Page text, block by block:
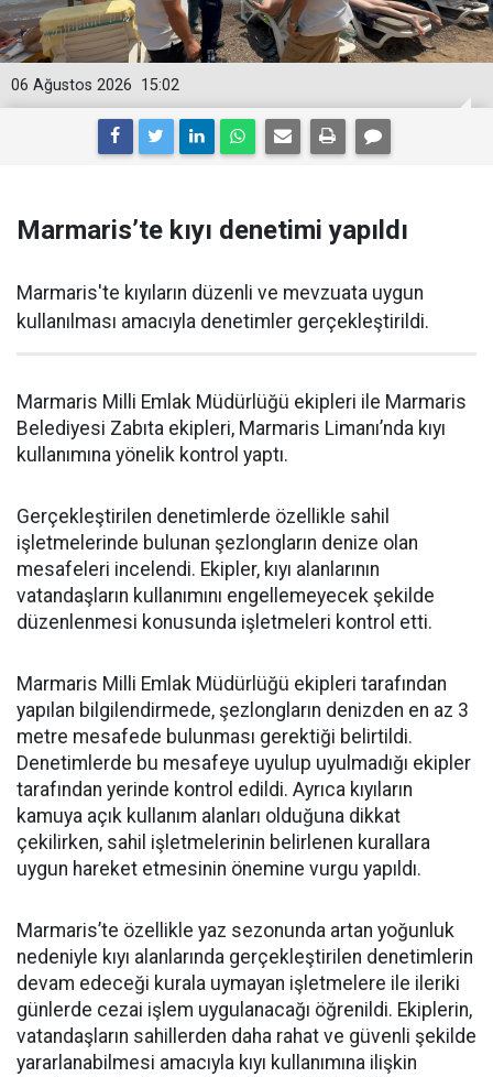
15:02
06 Ağustos 2026
Marmaris’te kıyı denetimi yapıldı
Marmaris'te kıyıların düzenli ve mevzuata uygun
kullanılması amacıyla denetimler gerçekleştirildi.
Marmaris Milli Emlak Müdürlüğü ekipleri ile Marmaris
Belediyesi Zabıta ekipleri, Marmaris Limanı’nda kıyı
kullanımına yönelik kontrol yaptı.
Gerçekleştirilen denetimlerde özellikle sahil
işletmelerinde bulunan şezlongların denize olan
mesafeleri incelendi. Ekipler, kıyı alanlarının
vatandaşların kullanımını engellemeyecek şekilde
düzenlenmesi konusunda işletmeleri kontrol etti.
Marmaris Milli Emlak Müdürlüğü ekipleri tarafından
yapılan bilgilendirmede, şezlongların denizden en az 3
metre mesafede bulunması gerektiği belirtildi.
Denetimlerde bu mesafeye uyulup uyulmadığı ekipler
tarafından yerinde kontrol edildi. Ayrıca kıyıların
kamuya açık kullanım alanları olduğuna dikkat
çekilirken, sahil işletmelerinin belirlenen kurallara
uygun hareket etmesinin önemine vurgu yapıldı.
Marmaris’te özellikle yaz sezonunda artan yoğunluk
nedeniyle kıyı alanlarında gerçekleştirilen denetimlerin
devam edeceği kurala uymayan işletmelere ile ileriki
günlerde cezai işlem uygulanacağı öğrenildi. Ekiplerin,
vatandaşların sahillerden daha rahat ve güvenli şekilde
yararlanabilmesi amacıyla kıyı kullanımına ilişkin